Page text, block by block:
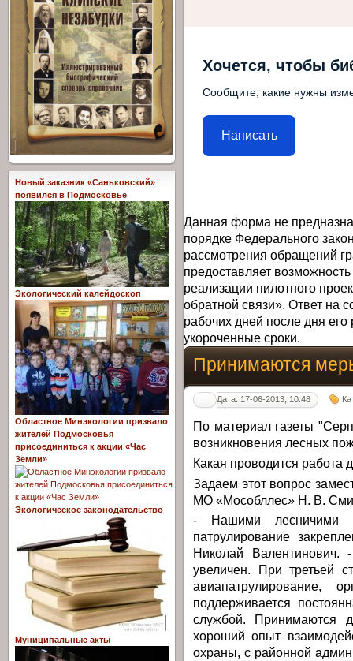
Хочется, чтобы
Сообщите, какие нужны
Написать
Данная форма не
порядке Федерального
рассмотрения обращений
предоставляет
реализации пилотного
обратной связи». Ответ на
рабочих дней после дня
укороченные сроки.
Принимаются
Дата: 17-06-2013, 10:48
По материал газеты
возникновения лесных
Какая проводится
Задаем этот вопрос
МО «Мособллес» Н. В.
- Нашими лесничими
патрулирование
Николай
увеличен. При третьей
авиапатрулирование,
поддерживается
службой. Принимаются
хороший опыт
охраны, с районной
Новый заказник «Саньковский»
появился в Подмосковье
Экологический калейдоскоп
Областное Минэкологии призвало
жителей Подмосковья
присоединиться к акции «Час
Земли»
Экологическое законодательство
Муниципальные акты